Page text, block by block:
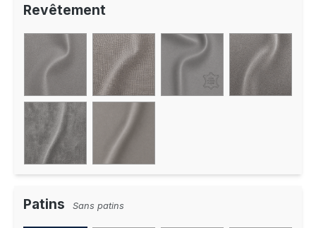
Revêtement
Patins Sans patins